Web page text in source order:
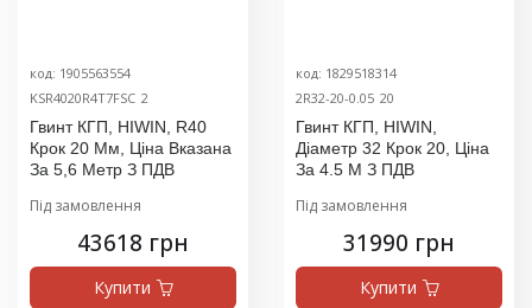
код: 1905563554
KSR4020R4T7FSC_2
Гвинт КГП, HIWIN, R40
Крок 20 Мм, Ціна Вказана
За 5,6 Метр З ПДВ
Під замовлення
43618 грн
Купити
код: 1829518314
2R32-20-0.05_20
Гвинт КГП, HIWIN,
Діаметр 32 Крок 20, Ціна
За 4.5 М З ПДВ
Під замовлення
31990 грн
Купити